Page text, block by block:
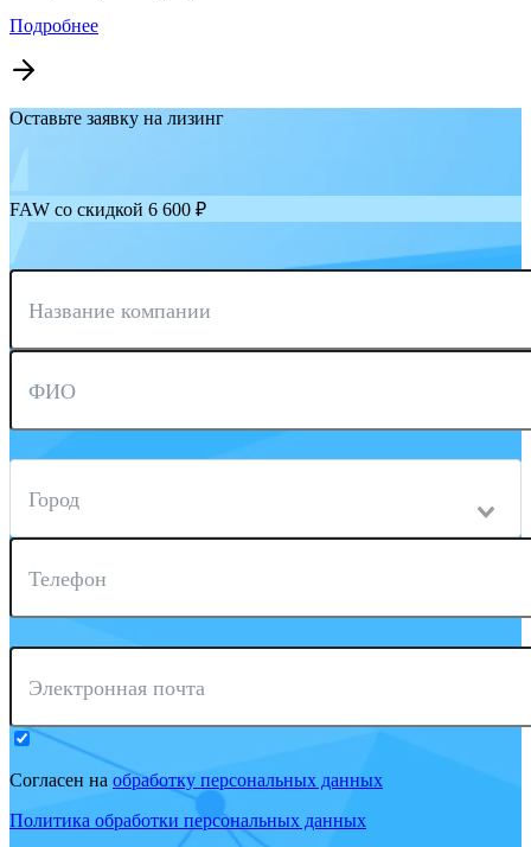
Подробнее
Оставьте заявку на лизинг
FAW со скидкой 6 600 ₽
Название компании
ФИО
Город
Телефон
Электронная почта
Согласен на обработку персональных данных
Политика обработки персональных данных